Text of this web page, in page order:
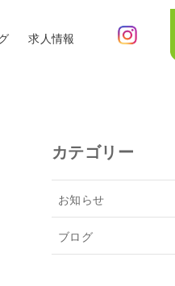
求人情報
カテゴリー
お知らせ
ブログ